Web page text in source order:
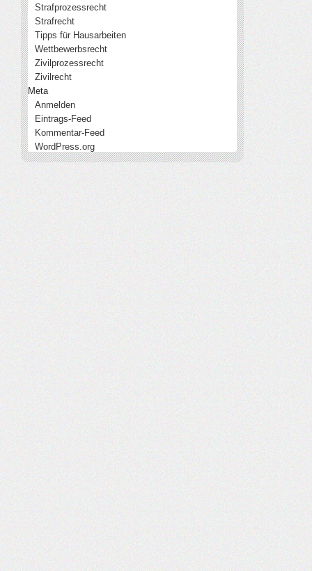
Strafprozessrecht
Strafrecht
Tipps für Hausarbeiten
Wettbewerbsrecht
Zivilprozessrecht
Zivilrecht
Meta
Anmelden
Eintrags-Feed
Kommentar-Feed
WordPress.org